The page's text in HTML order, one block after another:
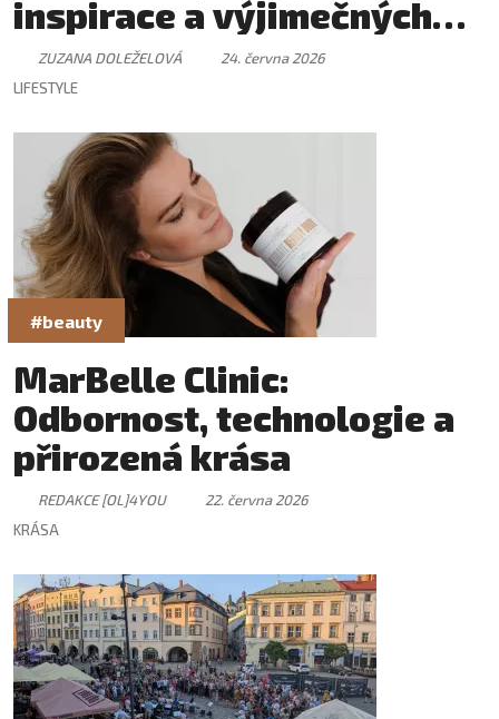
inspirace a výjimečných
setkání
ZUZANA DOLEŽELOVÁ
24. června 2026
LIFESTYLE
#beauty
MarBelle Clinic:
Odbornost, technologie a
přirozená krása
REDAKCE [OL]4YOU
22. června 2026
KRÁSA